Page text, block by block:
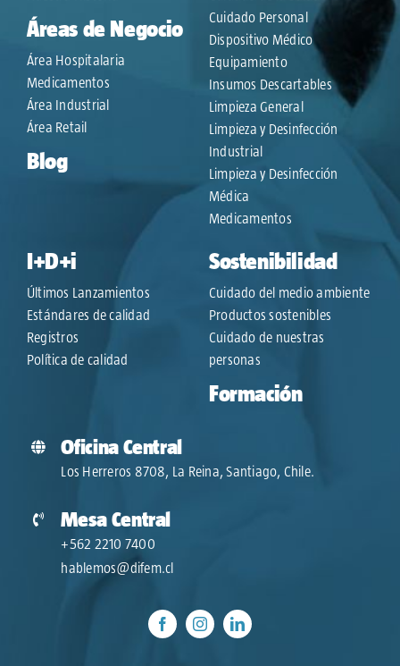
Áreas de Negocio
Área Hospitalaria
Medicamentos
Área Industrial
Área Retail
Blog
Cuidado Personal
Dispositivo Médico
Equipamiento
Insumos Descartables
Limpieza General
Limpieza y Desinfección
Industrial
Limpieza y Desinfección
Médica
Medicamentos
I+D+i
Últimos Lanzamientos
Estándares de calidad
Registros
Política de calidad
Sostenibilidad
Cuidado del medio ambiente
Productos sostenibles
Cuidado de nuestras
personas
Formación
Oficina Central
Los Herreros 8708, La Reina, Santiago, Chile.
Mesa Central
+562 2210 7400
hablemos@difem.cl